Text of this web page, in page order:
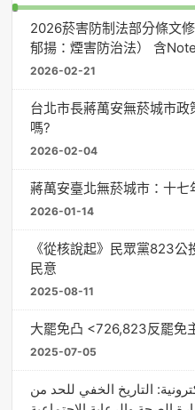
2026菸害防制法部分條文
郁揚：煙害防治法） 含
2026-02-21
台北市長蔣萬安無菸城市
嗎?
2026-02-04
蔣萬安臺北無菸城市：十七
2026-01-14
《從核說起》民眾黨823
民意
2025-08-11
大罷免凸 <726,823反罷免
2025-07-05
التاريخ الخفي للحد من